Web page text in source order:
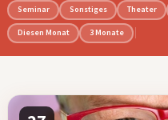
Seminar
Sonstiges Theater
Diesen Monat 3 Monate